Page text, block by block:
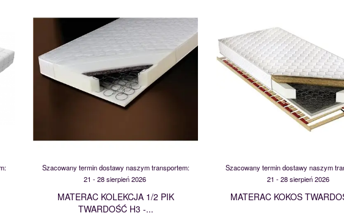
Szacowany termin dostawy naszym transportem:
21 - 28 sierpień 2026
MATERAC KOLEKCJA 1/2 PIK
TWARDOŚĆ H3 -...
Szacowany termin dostawy naszym
21 - 28 sierpień 2026
MATERAC KOKOS